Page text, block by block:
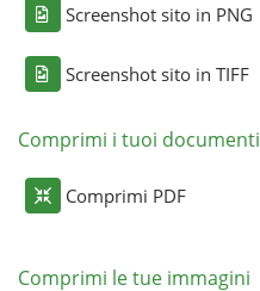
Screenshot sito in PNG
Screenshot sito in TIFF
Comprimi i tuoi documenti
Comprimi PDF
Comprimi le tue immagini